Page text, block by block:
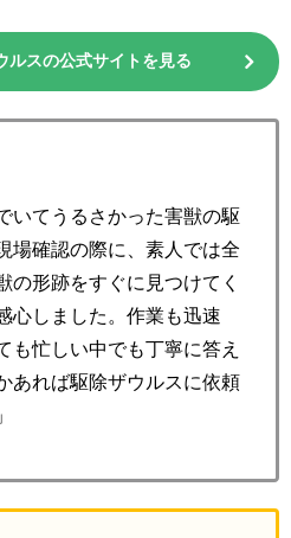
ルスの公式サイトを見る
いてうるさかった害獣の駆
場確認の際に、素人では全
の形跡をすぐに見つけてく
心しました。作業も迅速
も忙しい中でも丁寧に答え
あれば駆除ザウルスに依頼